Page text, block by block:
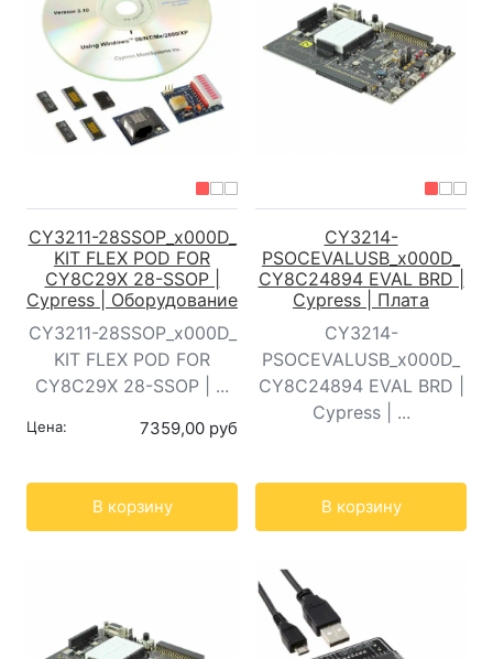
CY3211-28SSOP_x000D_
KIT FLEX POD FOR
CY8C29X 28-SSOP |
Cypress | Оборудование
CY3211-28SSOP_x000D_
KIT FLEX POD FOR
CY8C29X 28-SSOP | ...
Цена: 7359,00 руб
В корзину
CY3214-
PSOCEVALUSB_x000D_
CY8C24894 EVAL BRD |
Cypress | Плата
CY3214-
PSOCEVALUSB_x000D_
CY8C24894 EVAL BRD |
Cypress | ...
В корзину